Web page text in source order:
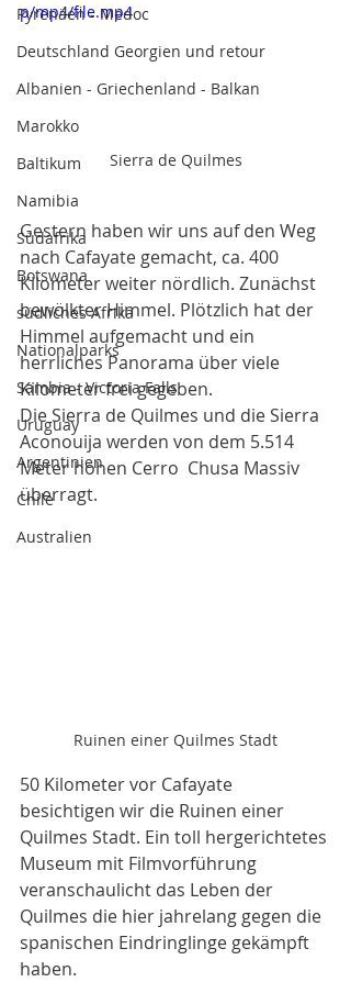
Pyrenäen - Medoc
Deutschland Georgien und retour
Albanien - Griechenland - Balkan
Marokko
Baltikum
Namibia
Südafrika
Botswana
südliches Afrika
Nationalparks
Sambia - Victoria Falls
Uruguay
Argentinien
Chile
Australien
p/mp4/file.mp4
Sierra de Quilmes
Gestern haben wir uns auf den Weg
nach Cafayate gemacht, ca. 400
Kilometer weiter nördlich. Zunächst
bewölkter Himmel. Plötzlich hat der
Himmel aufgemacht und ein
herrliches Panorama über viele
Kilometer frei gegeben.
Die Sierra de Quilmes und die Sierra
Aconouija werden von dem 5.514
Meter hohen Cerro  Chusa Massiv
überragt.
Ruinen einer Quilmes Stadt
50 Kilometer vor Cafayate
besichtigen wir die Ruinen einer
Quilmes Stadt. Ein toll hergerichtetes
Museum mit Filmvorführung
veranschaulicht das Leben der
Quilmes die hier jahrelang gegen die
spanischen Eindringlinge gekämpft
haben.